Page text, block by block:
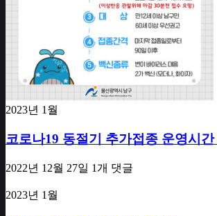
2023년 1월
코로나19 동절기 추가접종 운영시간
2022년 12월 27일 1개 댓글
2023년 1월